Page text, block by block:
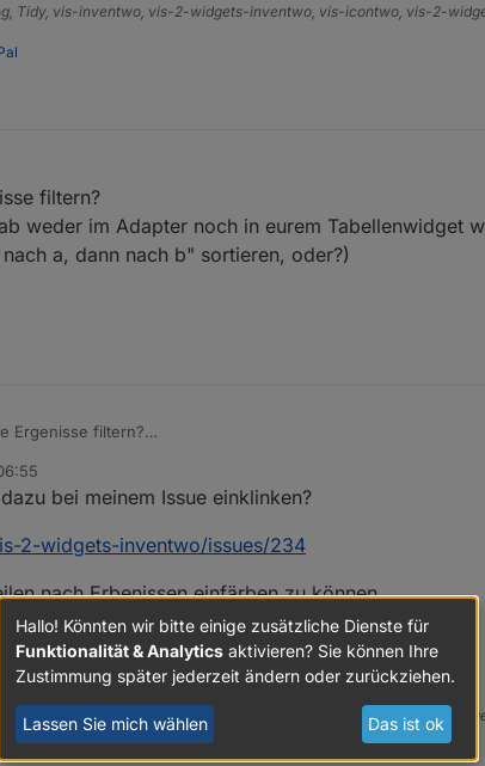
Tidy, vis-inventwo, vis-2-widgets-inventwo, vis-icontwo, vis-2-
filtern?
weder im Adapter noch in eurem Tabellenwidget
a, dann nach b" sortieren, oder?)
Ergenisse filtern?
dann nach b" sortieren, oder?)
bei meinem Issue einklinken?
2-widgets-inventwo/issues/234
nach Erbenissen einfärben zu können.
Filter einbauen ?!
Tidy, vis-inventwo, vis-2-widgets-inventwo, vis-icontwo, vis-2-
Hallo! Könnten wir bitte einige zusätzliche Dienste für
Funktionalität & Analytics aktivieren? Sie können Ihre
Zustimmung später jederzeit ändern oder zurückziehen.
Lassen Sie mich wählen Das ist ok